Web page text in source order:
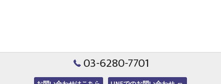
03-6280-7701